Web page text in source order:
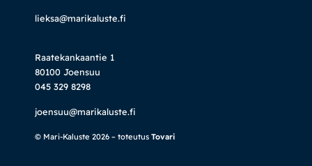
lieksa@marikaluste.fi
Raatekankaantie 1
80100 Joensuu
045 329 8298
joensuu@marikaluste.fi
© Mari-Kaluste 2026 – toteutus Tovari